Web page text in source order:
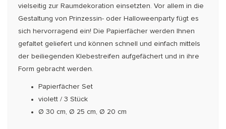
vielseitig zur Raumdekoration einsetzten. Vor allem in die
Gestaltung von Prinzessin- oder Halloweenparty fügt es
sich hervorragend ein! Die Papierfächer werden Ihnen
gefaltet geliefert und können schnell und einfach mittels
der bei­lie­gen­den Klebestreifen aufgefächert und in ihre
Form ge­bracht werden.
Papierfächer Set
violett / 3 Stück
Ø 30 cm, Ø 25 cm, Ø 20 cm